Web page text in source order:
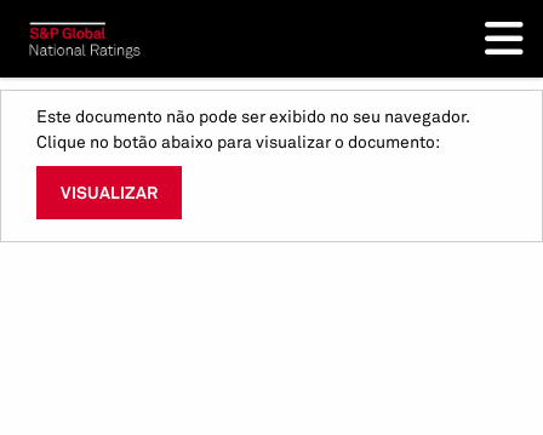
Este documento não pode ser exibido no seu navegador.
Clique no botão abaixo para visualizar o documento:
VISUALIZAR